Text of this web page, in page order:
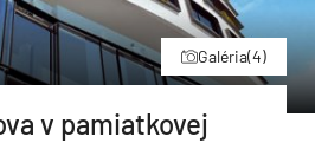
Galéria(4)
v pamiatkovej